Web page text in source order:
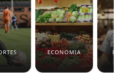
ECONOMIA